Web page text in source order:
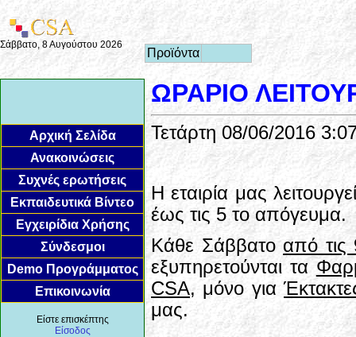
Σάββατο, 8 Αυγούστου 2026
Προϊόντα
Αρχική Σελίδα
Ανακοινώσεις
Συχνές ερωτήσεις
Εκπαιδευτικά Βίντεο
Εγχειρίδια Χρήσης
Σύνδεσμοι
Demo Προγράμματος
Επικοινωνία
Είστε επισκέπτης
Είσοδος
ΩΡΑΡΙΟ
Τετάρτη 08/06/2016
Η εταιρία μας
έως τις 5 το απόγευμα.
Κάθε Σάββατοαπό τις
εξυπηρετούνται τα
CSA, μόνο για
μας.